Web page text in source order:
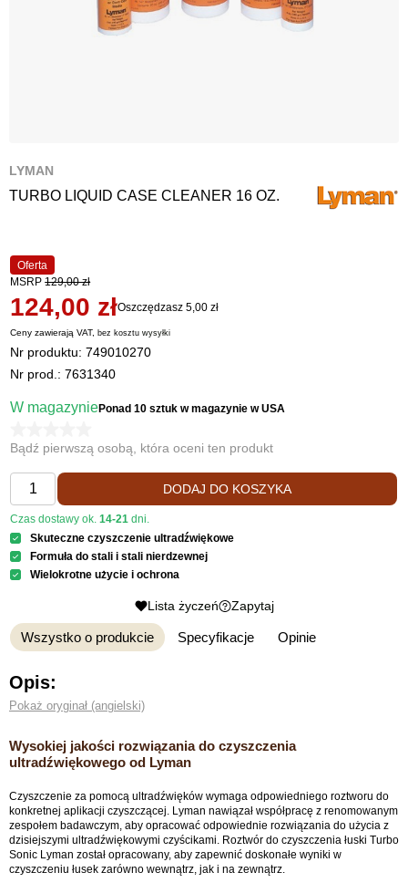
LYMAN
TURBO LIQUID CASE CLEANER 16 OZ.
Oferta
MSRP 129,00 zł
124,00 złOszczędzasz 5,00 zł
Ceny zawierają VAT,bez kosztuwysyłki
Nr produktu:749010270
Nr prod.: 7631340
W magazyniePonad 10 sztukw magazynie w USA
Bądź pierwszą osobą, która oceni ten produkt
DODAJ DO KOSZYKA
Czas dostawy ok.14-21 dni.
Skuteczne czyszczenie ultradźwiękowe
Formuła do stali i stali nierdzewnej
Wielokrotne użycie i ochrona
Lista życzeń Zapytaj
Wszystko o produkcie Specyfikacje Opinie
Opis:
Pokaż oryginał (angielski)
Wysokiej jakości rozwiązania do czyszczenia
ultradźwiękowego od Lyman
Czyszczenie za pomocą ultradźwięków wymaga odpowiedniego roztworu do
konkretnej aplikacji czyszczącej. Lyman nawiązał współpracę z renomowanym
zespołem badawczym, aby opracować odpowiednie rozwiązania do użycia z
dzisiejszymi ultradźwiękowymi czyścikami. Roztwór do czyszczenia łuski Turbo
Sonic Lyman został opracowany, aby zapewnić doskonałe wyniki w
czyszczeniu łusek zarówno wewnątrz, jak i na zewnątrz.